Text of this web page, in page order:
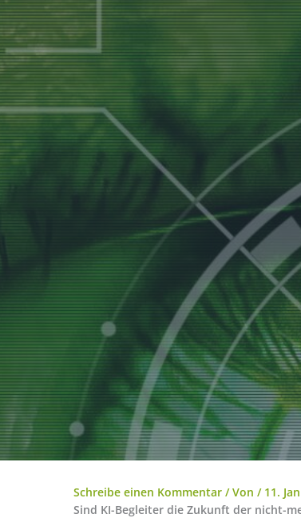
Schreibe einen Kommentar / Von / 11.
Sind KI-Begleiter die Zukunft der nicht-